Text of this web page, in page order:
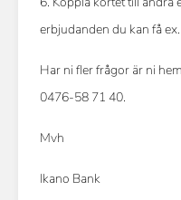
erbjudanden du kan få
Har ni fler frågor är ni
0476-58 71 40.
Mvh
Ikano Bank